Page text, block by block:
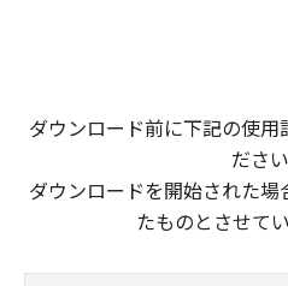
ダウンロード前に下記の使用
ださい
ダウンロードを開始された
たものとさせて